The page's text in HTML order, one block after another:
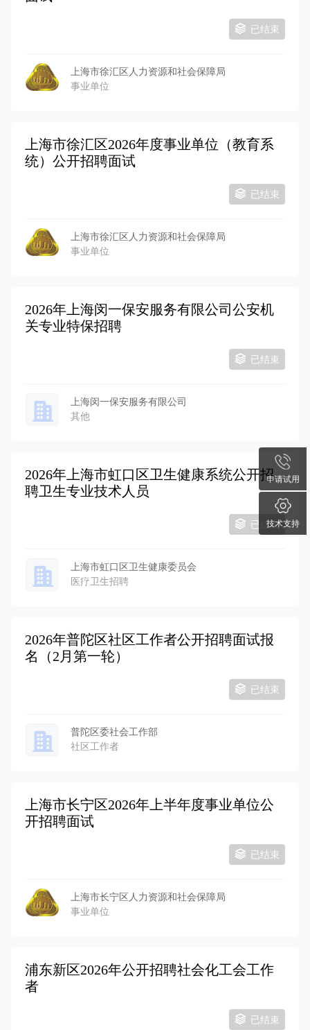
申请试用
技术支持
已结束
上海市徐汇区人力资源和社会保障局
事业单位
上海市徐汇区2026年度事业单位（教育系
统）公开招聘面试
已结束
上海市徐汇区人力资源和社会保障局
事业单位
2026年上海闵一保安服务有限公司公安机
关专业特保招聘
已结束
上海闵一保安服务有限公司
其他
2026年上海市虹口区卫生健康系统公开招
聘卫生专业技术人员
已结束
上海市虹口区卫生健康委员会
医疗卫生招聘
2026年普陀区社区工作者公开招聘面试报
名（2月第一轮）
已结束
普陀区委社会工作部
社区工作者
上海市长宁区2026年上半年度事业单位公
开招聘面试
已结束
上海市长宁区人力资源和社会保障局
事业单位
浦东新区2026年公开招聘社会化工会工作
者
已结束